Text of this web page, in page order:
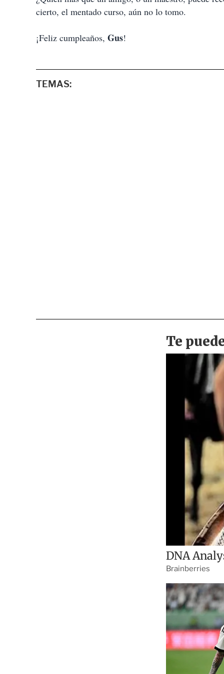
cierto, el mentado curso, aún no lo tomo.
¡Feliz cumpleaños, Gus!
TEMAS: